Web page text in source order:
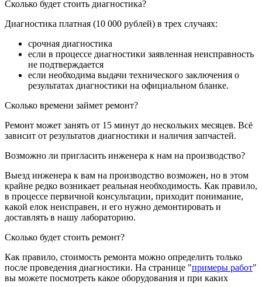
Сколько будет стоить диагностика?
Диагностика платная (10 000 рублей) в трех случаях:
срочная диагностика
если в процессе диагностики заявленная неисправность
не подтверждается
если необходима выдачи технического заключения о
результатах диагностики на официальном бланке.
Сколько времени займет ремонт?
Ремонт может занять от 15 минут до нескольких месяцев. Всё
зависит от результатов диагностики и наличия запчастей.
Возможно ли пригласить инженера к нам на производство?
Выезд инженера к вам на производство возможен, но в этом
крайне редко возникает реальная необходимость. Как правило,
в процессе первичной консультации, приходит понимание,
какой елок неисправен, и его нужно демонтировать и
доставлять в нашу лабораторию.
Сколько будет стоить ремонт?
Как правило, стоимость ремонта можно определить только
после проведения диагностики. На странице "примеры работ"
вы можете посмотреть какое оборудования и при каких